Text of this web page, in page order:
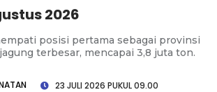
2026
posisi pertama sebagai provinsi
terbesar, mencapai 3,8 juta ton.
23 JULI 2026 PUKUL 09.00